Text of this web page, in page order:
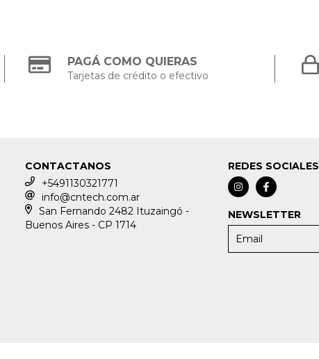
PAGÁ COMO QUIERAS
Tarjetas de crédito o efectivo
CONTACTANOS
+5491130321771
info@cntech.com.ar
San Fernando 2482 Ituzaingó -
Buenos Aires - CP 1714
REDES SOCIALES
NEWSLETTER